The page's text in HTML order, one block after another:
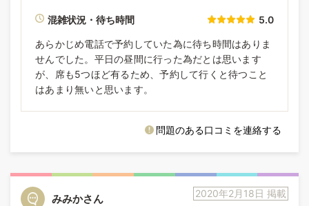
混雑状況・待ち時間 5.0
あらかじめ電話で予約していた為に待ち時間はありま
せんでした。平日の昼間に行った為だとは思います
が、席も5つほど有るため、予約して行くと待つこと
はあまり無いと思います。
問題のある口コミを連絡する
2020年2月18日 掲載
みみかさん